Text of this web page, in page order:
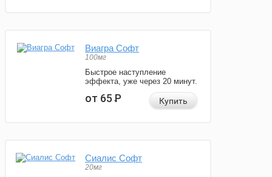
Виагра Софт
100мг
Быстрое наступление
эффекта, уже через 20 минут.
от 65Р Купить
Сиалис Софт
20мг